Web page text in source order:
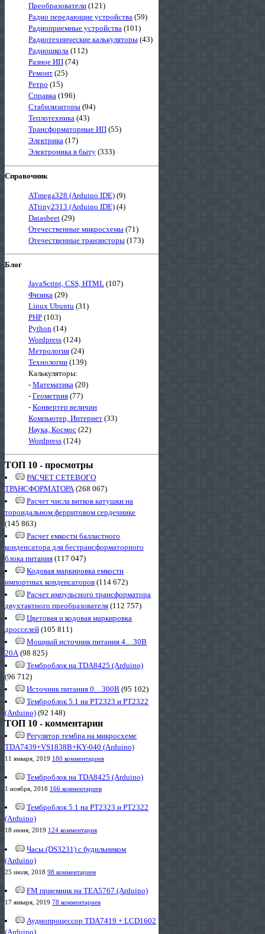
Преобразователи (121)
Радио передающие устройства (59)
Радиоприемные устройства (101)
Радиотехнические калькуляторы (43)
Радиошкола (112)
Разное ИП (74)
Ремонт (25)
Ретро (15)
Справка (196)
Стабилизаторы (94)
Теплотехника (43)
Трансформаторные ИП (55)
Электрика (17)
Электроника в быту (333)
Справочник
ATmega328 (Arduino IDE) (9)
ATtiny2313 (Arduino IDE) (4)
Datasheet (29)
Отечественные микросхемы (71)
Отечественные транзисторы (173)
Блог
JavaScript, CSS, HTML (107)
Физика (29)
Linux Ubuntu (31)
PHP (103)
Python (14)
Wordpress (124)
Метрология (24)
Технологии (139)
Калькуляторы:
- Математика (20)
- Геометрия (77)
- Конвертер величин
Компьютер, Интернет (33)
Наука, Космос (22)
Wordpress (124)
ТОП 10 - просмотры
РАСЧЕТ СЕТЕВОГО
ТРАНСФОРМАТОРА(268 067)
Расчет числа витков катушки на
тороидальном ферритовом сердечнике
(145 863)
Расчет емкости балластного
конденсатора для бестрансформаторного
блока питания (117 047)
Кодовая маркировка емкости
импортных конденсаторов (114 672)
Расчет импульсного трансформатора
двухтактного преобразователя (112 757)
Цветовая и кодовая маркировка
дросселей (105 811)
Мощный источник питания 4…30В
20А(98 825)
Темброблок на TDA8425 (Arduino)
(96 712)
Источник питания 0…300В (95 102)
Темброблок 5.1 на PT2323 и PT2322
(Arduino) (92 148)
ТОП 10 - комментарии
Регулятор тембра на микросхеме
TDA7439+VS1838B+KY-040 (Arduino)
11 января, 2019 180 комментариев
Темброблок на TDA8425 (Arduino)
1 ноября, 2018 166 комментариев
Темброблок 5.1 на PT2323 и PT2322
(Arduino)
18 июня, 2019 124 комментария
Часы (DS3231) с будильником
(Arduino)
25 июля, 2018 98 комментариев
FM приемник на TEA5767 (Arduino)
17 января, 2019 78 комментариев
Аудиопроцессор TDA7419 + LCD1602
(Arduino)